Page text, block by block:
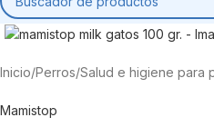
Inicio/Perros/Salud e higiene para
Mamistop